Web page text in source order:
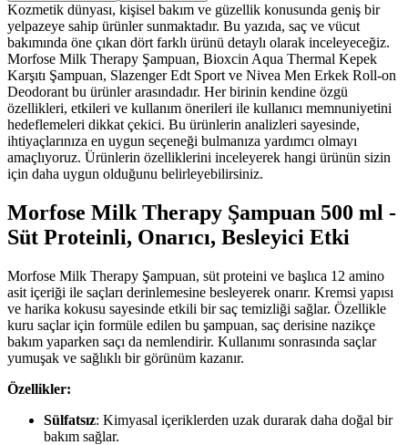
Kozmetik dünyası, kişisel bakım ve güzellik konusunda geniş bir
yelpazeye sahip ürünler sunmaktadır. Bu yazıda, saç ve vücut
bakımında öne çıkan dört farklı ürünü detaylı olarak inceleyeceğiz.
Morfose Milk Therapy Şampuan, Bioxcin Aqua Thermal Kepek
Karşıtı Şampuan, Slazenger Edt Sport ve Nivea Men Erkek Roll-on
Deodorant bu ürünler arasındadır. Her birinin kendine özgü
özellikleri, etkileri ve kullanım önerileri ile kullanıcı memnuniyetini
hedeflemeleri dikkat çekici. Bu ürünlerin analizleri sayesinde,
ihtiyaçlarınıza en uygun seçeneği bulmanıza yardımcı olmayı
amaçlıyoruz. Ürünlerin özelliklerini inceleyerek hangi ürünün sizin
için daha uygun olduğunu belirleyebilirsiniz.
Morfose Milk Therapy Şampuan 500 ml -
Süt Proteinli, Onarıcı, Besleyici Etki
Morfose Milk Therapy Şampuan, süt proteini ve başlıca 12 amino
asit içeriği ile saçları derinlemesine besleyerek onarır. Kremsi yapısı
ve harika kokusu sayesinde etkili bir saç temizliği sağlar. Özellikle
kuru saçlar için formüle edilen bu şampuan, saç derisine nazikçe
bakım yaparken saçı da nemlendirir. Kullanımı sonrasında saçlar
yumuşak ve sağlıklı bir görünüm kazanır.
Özellikler:
Sülfatsız: Kimyasal içeriklerden uzak durarak daha doğal bir
bakım sağlar.